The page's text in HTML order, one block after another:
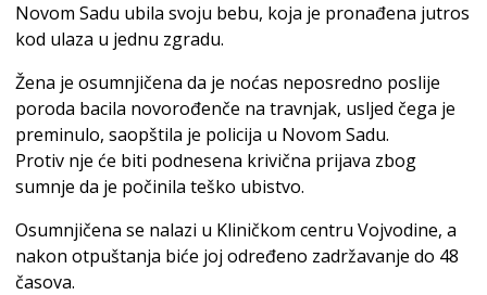
Novom Sadu ubila svoju bebu, koja je pronađena jutros
kod ulaza u jednu zgradu.
Žena je osumnjičena da je noćas neposredno poslije
poroda bacila novorođenče na travnjak, usljed čega je
preminulo, saopštila je policija u Novom Sadu.
Protiv nje će biti podnesena krivična prijava zbog
sumnje da je počinila teško ubistvo.
Osumnjičena se nalazi u Kliničkom centru Vojvodine, a
nakon otpuštanja biće joj određeno zadržavanje do 48
časova.